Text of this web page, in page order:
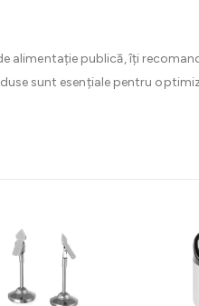
alimentație publică, îți
sunt esențiale pentru